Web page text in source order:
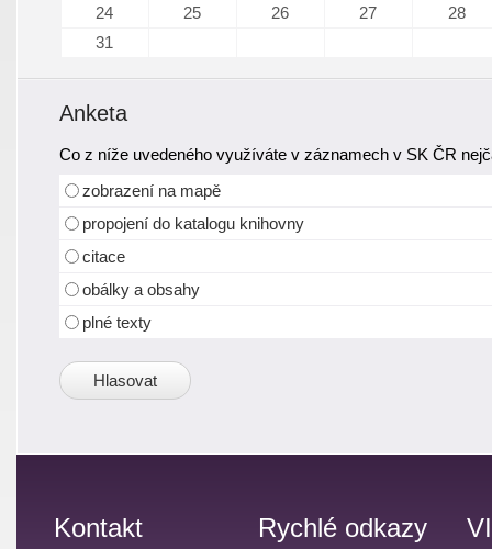
24
25 26 27
28
31
Anketa
Co z níže uvedeného využíváte v záznamech v SK ČR
zobrazení na mapě
propojení do katalogu knihovny
citace
obálky a obsahy
plné texty
Kontakt Rychlé odkazy